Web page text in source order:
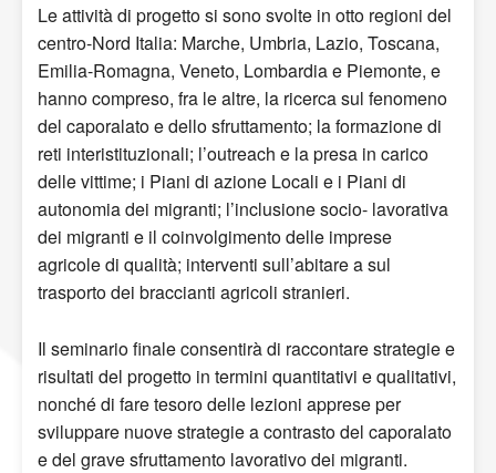
Le attività di progetto si sono svolte in otto regioni del
centro-Nord Italia: Marche, Umbria, Lazio, Toscana,
Emilia-Romagna, Veneto, Lombardia e Piemonte, e
hanno compreso, fra le altre, la ricerca sul fenomeno
del caporalato e dello sfruttamento; la formazione di
reti interistituzionali; l’outreach e la presa in carico
delle vittime; i Piani di azione Locali e i Piani di
autonomia dei migranti; l’inclusione socio- lavorativa
dei migranti e il coinvolgimento delle imprese
agricole di qualità; interventi sull’abitare a sul
trasporto dei braccianti agricoli stranieri.
Il seminario finale consentirà di raccontare strategie e
risultati del progetto in termini quantitativi e qualitativi,
nonché di fare tesoro delle lezioni apprese per
sviluppare nuove strategie a contrasto del caporalato
e del grave sfruttamento lavorativo dei migranti.